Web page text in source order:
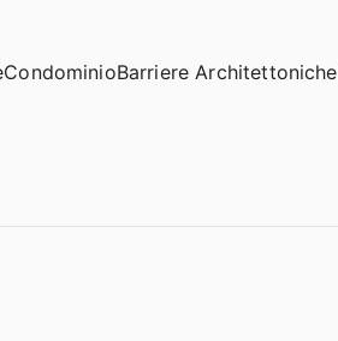
CondominioBarriere Architettoniche